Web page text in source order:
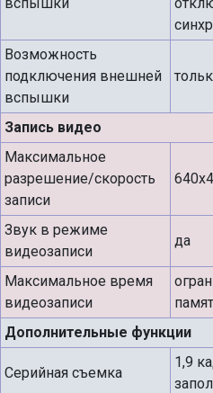
Возможность
подключения внешней
вспышки
Запись видео
Максимальное
разрешение/скорость
записи
Звук в режиме
видеозаписи
да
Максимальное время
видеозаписи
Дополнительные функции
Серийная съемка
1,9